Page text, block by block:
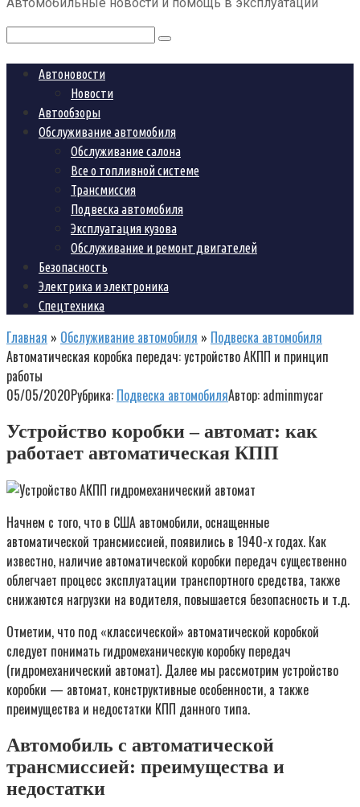
Поиск:
Автоновости
Новости
Автообзоры
Обслуживание автомобиля
Обслуживание салона
Все о топливной системе
Трансмиссия
Подвеска автомобиля
Эксплуатация кузова
Обслуживание и ремонт двигателей
Безопасность
Электрика и электроника
Спецтехника
Главная » Обслуживание автомобиля » Подвеска автомобиля
Автоматическая коробка передач: устройство АКПП и принцип
работы
05/05/2020Рубрика: Подвеска автомобиляАвтор: adminmycar
Устройство коробки – автомат: как
работает автоматическая КПП
Начнем с того, что в США автомобили, оснащенные
автоматической трансмиссией, появились в 1940-х годах. Как
известно, наличие автоматической коробки передач существенно
облегчает процесс эксплуатации транспортного средства, также
снижаются нагрузки на водителя, повышается безопасность и т.д.
Отметим, что под «классической» автоматической коробкой
следует понимать гидромеханическую коробку передач
(гидромеханический автомат). Далее мы рассмотрим устройство
коробки — автомат, конструктивные особенности, а также
преимущества и недостатки КПП данного типа.
Автомобиль с автоматической
трансмиссией: преимущества и
недостатки